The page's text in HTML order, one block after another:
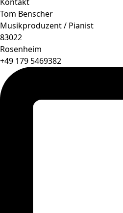
Tom Benscher
Musikproduzent / Pianist
83022
Rosenheim
+49 179 5469382